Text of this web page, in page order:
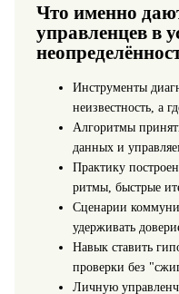
Что именно
управленцев в
Инструменты
неизвестность, а
Алгоритмы
данных и
Практику
ритмы, быстрые
Сценарии
удерживать
Навык ставить
проверки без
Личную